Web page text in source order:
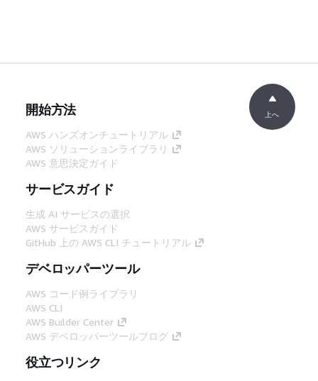
開始方法
AWS ハンズオンチュートリアル
AWS ソリューションライブラリ
AWS 意思決定ガイド
サービスガイド
生成 AI サービスの選択
AWS サービスガイド
GitHub 上の AWS CLI チュートリアル
デベロッパーツール
AWS コード例ライブラリ
AWS CLI
AWS Builder Center
AWS デベロッパーツールブログ
役立つリンク
上へ